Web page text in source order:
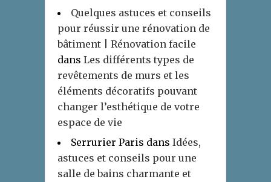
Quelques astuces et conseils
pour réussir une rénovation de
bâtiment | Rénovation facile
dans Les différents types de
revêtements de murs et les
éléments décoratifs pouvant
changer l’esthétique de votre
espace de vie
Serrurier Paris dans Idées,
astuces et conseils pour une
salle de bains charmante et